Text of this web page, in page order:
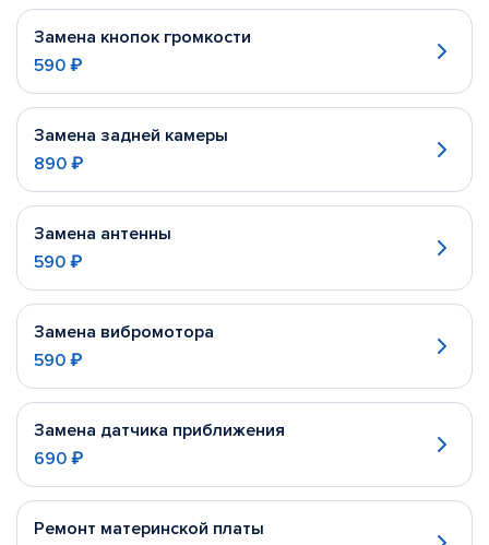
Замена кнопок громкости
590 ₽
Замена задней камеры
890 ₽
Замена антенны
590 ₽
Замена вибромотора
590 ₽
Замена датчика приближения
690 ₽
Ремонт материнской платы